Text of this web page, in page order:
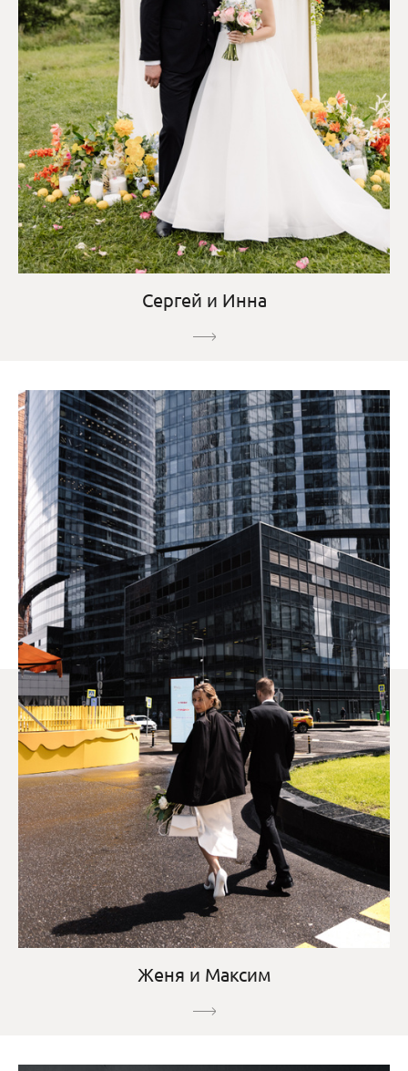
Сергей и Инна
Женя и Максим